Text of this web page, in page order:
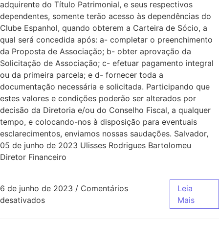
adquirente do Título Patrimonial, e seus respectivos
dependentes, somente terão acesso às dependências do
Clube Espanhol, quando obterem a Carteira de Sócio, a
qual será concedida após: a- completar o preenchimento
da Proposta de Associação; b- obter aprovação da
Solicitação de Associação; c- efetuar pagamento integral
ou da primeira parcela; e d- fornecer toda a
documentação necessária e solicitada. Participando que
estes valores e condições poderão ser alterados por
decisão da Diretoria e/ou do Conselho Fiscal, a qualquer
tempo, e colocando-nos à disposição para eventuais
esclarecimentos, enviamos nossas saudações. Salvador,
05 de junho de 2023 Ulisses Rodrigues Bartolomeu
Diretor Financeiro
6 de junho de 2023 / Comentários
desativados
Leia
Mais